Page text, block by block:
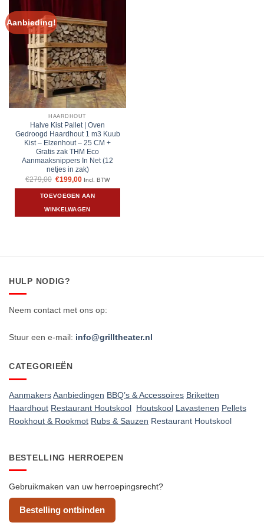
Aanbieding!
HAARDHOUT
Halve Kist Pallet | Oven
Gedroogd Haardhout 1 m3 Kuub
Kist – Elzenhout – 25 CM +
Gratis zak THM Eco
Aanmaaksnippers In Net (12
netjes in zak)
€279,00 Oorspronkelijke
was:
€279,00.
€199,00Huidige
is:
€199,00.
Incl. BTW
TOEVOEGEN AAN
WINKELWAGEN
HULP NODIG?
Neem contact met ons op:
Stuur een e-mail: info@grilltheater.nl
CATEGORIEËN
AanmakersAanbiedingen BBQ’s & Accessoires Briketten
Haardhout Restaurant Houtskool Houtskool Lavastenen Pellets
Rookhout & Rookmot Rubs & Sauzen Restaurant Houtskool
BESTELLING HERROEPEN
Gebruikmaken van uw herroepingsrecht?
Bestelling ontbinden